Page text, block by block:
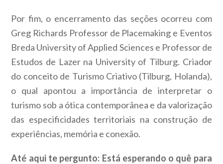
Por fim, o encerramento das seções ocorreu com
Greg Richards Professor de Placemaking e Eventos
Breda University of Applied Sciences e Professor de
Estudos de Lazer na University of Tilburg. Criador
do conceito de Turismo Criativo (Tilburg, Holanda),
o qual apontou a importância de interpretar o
turismo sob a ótica contemporânea e da valorização
das especificidades territoriais na construção de
experiências, memória e conexão.
Até aqui te pergunto: Está esperando o quê para